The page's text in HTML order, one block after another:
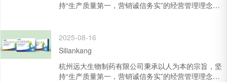
持“生产质量第一，营销诚信务实”的经营管理理念，
2025-08-16
Siliankang
杭州远大生物制药有限公司秉承以人为本的宗旨，坚
持“生产质量第一，营销诚信务实”的经营管理理念，